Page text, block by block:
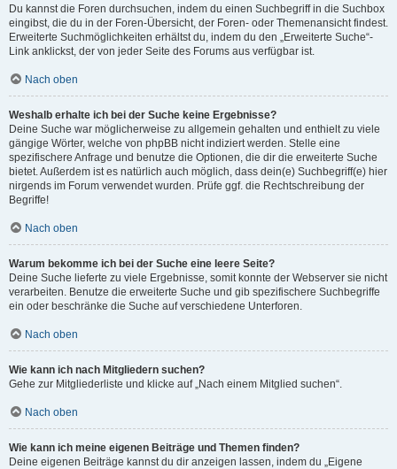
Du kannst die Foren durchsuchen, indem du einen Suchbegriff in die Suchbox
eingibst, die du in der Foren-Übersicht, der Foren- oder Themenansicht findest.
Erweiterte Suchmöglichkeiten erhältst du, indem du den „Erweiterte Suche“-
Link anklickst, der von jeder Seite des Forums aus verfügbar ist.
Nach oben
Weshalb erhalte ich bei der Suche keine Ergebnisse?
Deine Suche war möglicherweise zu allgemein gehalten und enthielt zu viele
gängige Wörter, welche von phpBB nicht indiziert werden. Stelle eine
spezifischere Anfrage und benutze die Optionen, die dir die erweiterte Suche
bietet. Außerdem ist es natürlich auch möglich, dass dein(e) Suchbegriff(e) hier
nirgends im Forum verwendet wurden. Prüfe ggf. die Rechtschreibung der
Begriffe!
Nach oben
Warum bekomme ich bei der Suche eine leere Seite?
Deine Suche lieferte zu viele Ergebnisse, somit konnte der Webserver sie nicht
verarbeiten. Benutze die erweiterte Suche und gib spezifischere Suchbegriffe
ein oder beschränke die Suche auf verschiedene Unterforen.
Nach oben
Wie kann ich nach Mitgliedern suchen?
Gehe zur Mitgliederliste und klicke auf „Nach einem Mitglied suchen“.
Nach oben
Wie kann ich meine eigenen Beiträge und Themen finden?
Deine eigenen Beiträge kannst du dir anzeigen lassen, indem du „Eigene